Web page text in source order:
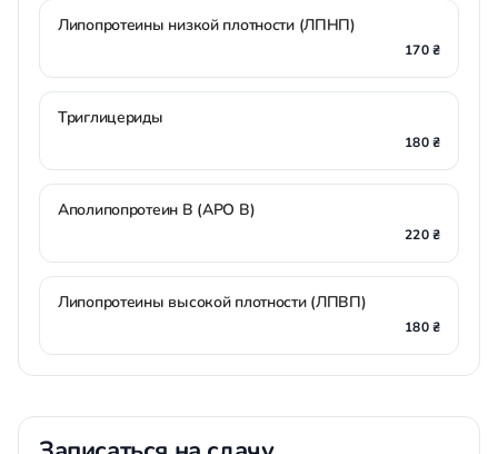
Липопротеины низкой плотности (ЛПНП)
170 ₴
Триглицериды
180 ₴
Аполипопротеин B (АPO B)
220 ₴
Липопротеины высокой плотности (ЛПВП)
180 ₴